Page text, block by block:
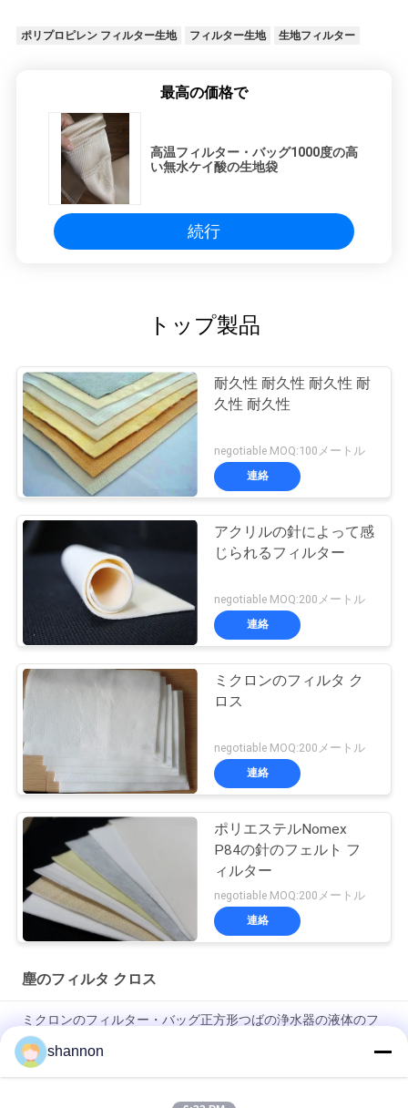
し
ポリプロピレン フィルター生地 フィルター生地 生地フィルター
最高の価格で
高温フィルター・バッグ1000度の高
い無水ケイ酸の生地袋
続行
トップ製品
耐久性 耐久性 耐久性 耐
久性 耐久性
negotiable MOQ:100メートル
連絡
アクリルの針によって感
じられるフィルター
negotiable MOQ:200メートル
連絡
ミクロンのフィルタ ク
ロス
negotiable MOQ:200メートル
連絡
ポリエステルNomex
P84の針のフェルト フ
ィルター
negotiable MOQ:200メートル
連絡
塵のフィルタ クロス
ミクロンのフィルター・バッグ正方形つばの浄水器の液体のフ
ィルター・バッグPPのPE 200ミクロン
高温フィルター・バッグ1000度の高い無水ケイ酸の生地袋
shannon